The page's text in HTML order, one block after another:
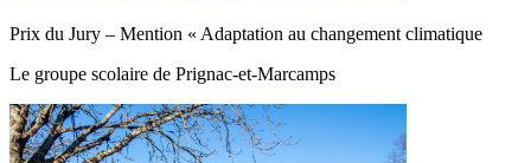
Prix du Jury – Mention « Adaptation au changement climatique
Le groupe scolaire de Prignac-et-Marcamps